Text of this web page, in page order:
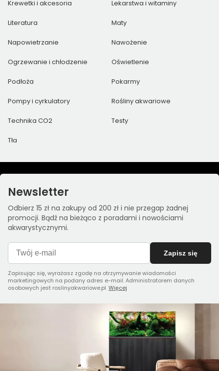
Krewetki i akcesoria Lekarstwa i witaminy
Literatura Maty
Napowietrzanie Nawożenie
Ogrzewanie i chłodzenie Oświetlenie
Podłoża Pokarmy
Pompy i cyrkulatory Rośliny akwariowe
Technika CO2 Testy
Tła
Newsletter
Odbierz 15 zł na zakupy od 200 zł i nie przegap żadnej
promocji. Bądź na bieżąco z poradami i nowościami
akwarystycznymi.
Zapisz się
Zapisując się, wyrażasz zgodę na otrzymywanie wiadomości
marketingowych na podany adres e-mail. Administratorem danych
osobowych jest roslinyakwariowe.pl.Więcej